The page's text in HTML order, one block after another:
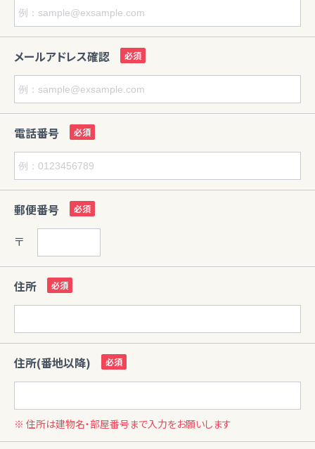
メールアドレス確認
電話番号
郵便番号
〒
住所
住所(番地以降)
※ 住所は建物名・部屋番号まで入力をお願いします